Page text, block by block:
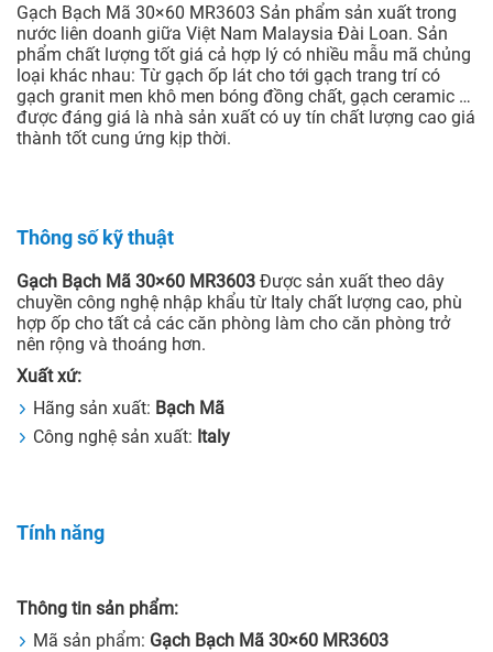
Gạch Bạch Mã 30×60 MR3603 Sản phẩm sản xuất trong
nước liên doanh giữa Việt Nam Malaysia Đài Loan. Sản
phẩm chất lượng tốt giá cả hợp lý có nhiều mẫu mã chủng
loại khác nhau: Từ gạch ốp lát cho tới gạch trang trí có
gạch granit men khô men bóng đồng chất, gạch ceramic …
được đáng giá là nhà sản xuất có uy tín chất lượng cao giá
thành tốt cung ứng kịp thời.
Thông số kỹ thuật
Gạch Bạch Mã 30×60 MR3603 Được sản xuất theo dây
chuyền công nghệ nhập khẩu từ Italy chất lượng cao, phù
hợp ốp cho tất cả các căn phòng làm cho căn phòng trở
nên rộng và thoáng hơn.
Xuất xứ:
Hãng sản xuất: Bạch Mã
Công nghệ sản xuất: Italy
Tính năng
Thông tin sản phẩm:
Mã sản phẩm: Gạch Bạch Mã 30×60 MR3603